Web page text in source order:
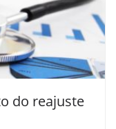
do reajuste